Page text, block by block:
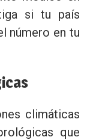
si tu país
número en tu
climáticas
que